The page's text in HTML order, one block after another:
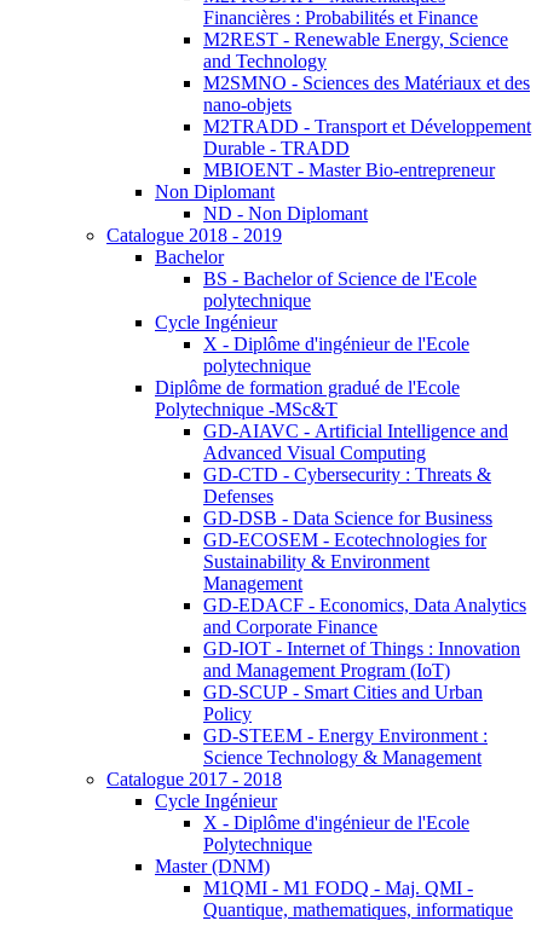
Financières : Probabilités et Finance
M2REST - Renewable Energy, Science
and Technology
M2SMNO - Sciences des Matériaux et des
nano-objets
M2TRADD - Transport et Développement
Durable - TRADD
MBIOENT - Master Bio-entrepreneur
Non Diplomant
ND - Non Diplomant
Catalogue 2018 - 2019
Bachelor
BS - Bachelor of Science de l'Ecole
polytechnique
Cycle Ingénieur
X - Diplôme d'ingénieur de l'Ecole
polytechnique
Diplôme de formation gradué de l'Ecole
Polytechnique -MSc&T
GD-AIAVC - Artificial Intelligence and
Advanced Visual Computing
GD-CTD - Cybersecurity : Threats &
Defenses
GD-DSB - Data Science for Business
GD-ECOSEM - Ecotechnologies for
Sustainability & Environment
Management
GD-EDACF - Economics, Data Analytics
and Corporate Finance
GD-IOT - Internet of Things : Innovation
and Management Program (IoT)
GD-SCUP - Smart Cities and Urban
Policy
GD-STEEM - Energy Environment :
Science Technology & Management
Catalogue 2017 - 2018
Cycle Ingénieur
X - Diplôme d'ingénieur de l'Ecole
Polytechnique
Master (DNM)
M1QMI - M1 FODQ - Maj. QMI -
Quantique, mathematiques, informatique